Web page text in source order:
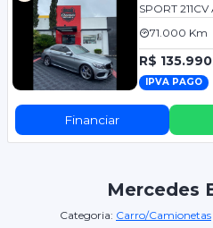
SPORT
71.000 Km
R$
IPVA PAGO
Financiar
Mercedes
Categoria: Carro/Camionetas